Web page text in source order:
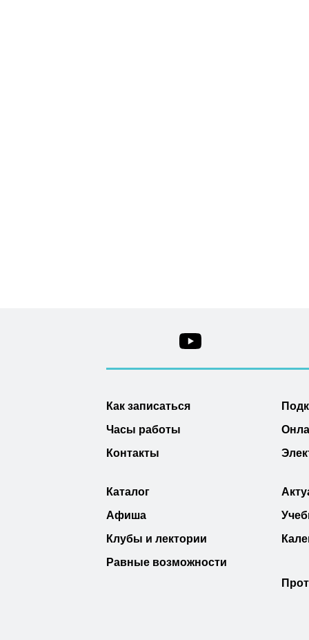
Как записаться
Часы работы
Контакты
Каталог
Афиша
Клубы и лектории
Равные возможности